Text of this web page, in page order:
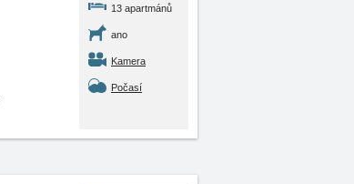
13 apartmánů
ano
Kamera
Počasí